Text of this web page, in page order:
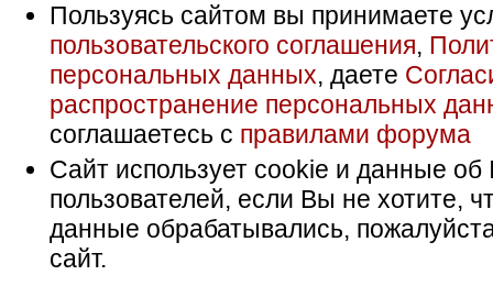
Пользуясь сайтом вы принимаете
пользовательского соглашения,
персональных данных, даете
распространение персональных
соглашаетесь с правилами форума
Сайт использует cookie и данные об
пользователей, если Вы не хотите,
данные обрабатывались,
сайт.